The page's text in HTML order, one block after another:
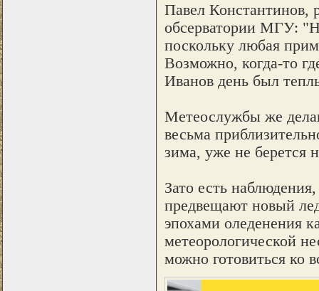
Павел Константинов,
обсерватории МГУ:
поскольку любая
Возможно, когда-то
Иванов день был
Метеослужбы же
весьма
зима, уже не берется
Зато есть
предвещают новый
эпохами оледенения
метеорологической
можно готовиться ко